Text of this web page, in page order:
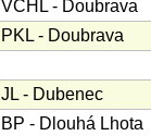
VČHL - Doubrava
PKL - Doubrava
JL - Dubenec
BP - Dlouhá Lhota